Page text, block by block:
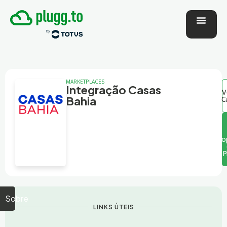
MARKETPLACES
Integração Casas
Bahia
LINKS ÚTEIS
Sobre